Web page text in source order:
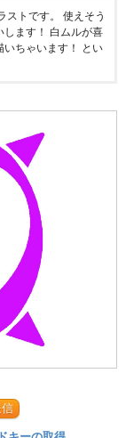
ストです。 使えそう
します！ 白ムルが喜
いちゃいます！ とい